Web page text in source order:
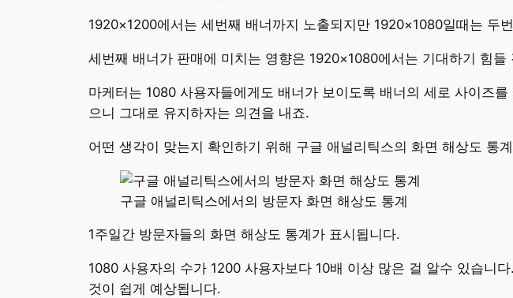
1920×1200에서는 세번째 배너까지 노출되지만 1920×1080일때는 두
세번째 배너가 판매에 미치는 영향은 1920×1080에서는 기대하기 힘
마케터는 1080 사용자들에게도 배너가 보이도록 배너의 세로 사이즈
으니 그대로 유지하자는 의견을 내죠.
어떤 생각이 맞는지 확인하기 위해 구글 애널리틱스의 화면 해상도 통
구글 애널리틱스에서의 방문자 화면 해상도 통계
1주일간 방문자들의 화면 해상도 통계가 표시됩니다.
1080 사용자의 수가 1200 사용자보다 10배 이상 많은 걸 알수 있습니
것이 쉽게 예상됩니다.